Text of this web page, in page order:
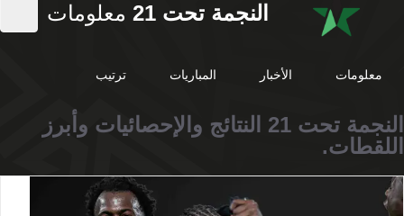
النجمة تحت 21 معلومات
معلومات الأخبار المباريات ترتيب
النجمة تحت 21 النتائج والإحصائيات وأبرز
اللقطات.